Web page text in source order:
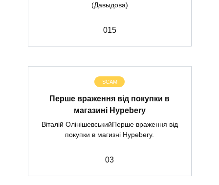
(Давыдова)
015
SCAM
Перше враження від покупки в
магазині Hypebery
Віталій ОлінішевськийПерше враження від
покупки в магизні Hypebery.
03